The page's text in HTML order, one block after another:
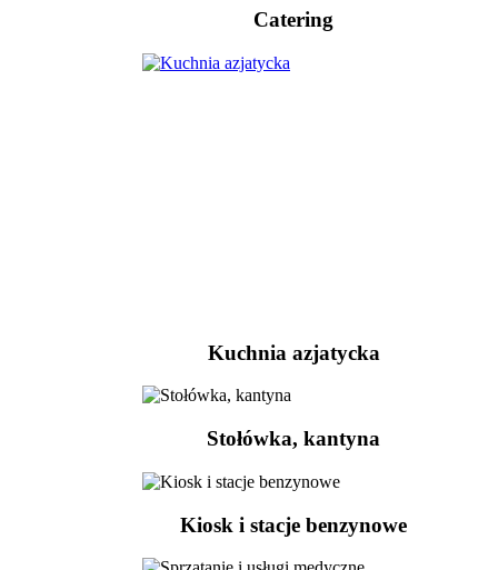
Catering
Kuchnia azjatycka
Stołówka, kantyna
Kiosk i stacje benzynowe